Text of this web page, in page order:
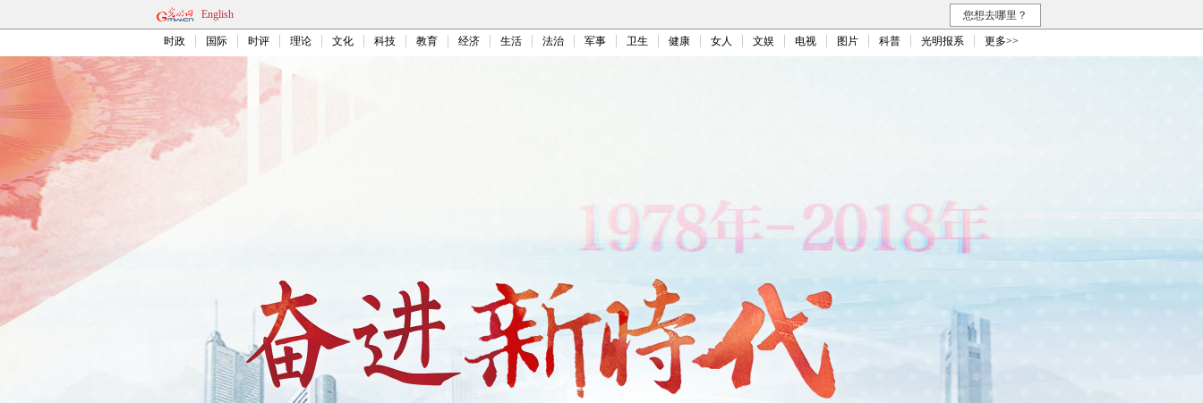
English 您想去哪里？
时政 国际 时评 理论 文化 科技 教育 经济 生活 法治 军事 卫生 健康 女人 文娱 电视 图片 科普 光明报系 更多>>